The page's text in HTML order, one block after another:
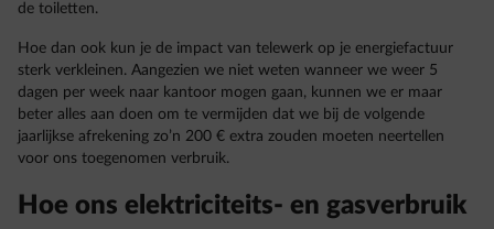
de toiletten.
Hoe dan ook kun je de impact van telewerk op je energiefactuur
sterk verkleinen. Aangezien we niet weten wanneer we weer 5
dagen per week naar kantoor mogen gaan, kunnen we er maar
beter alles aan doen om te vermijden dat we bij de volgende
jaarlijkse afrekening zo’n 200 € extra zouden moeten neertellen
voor ons toegenomen verbruik.
Hoe ons elektriciteits- en gasverbruik